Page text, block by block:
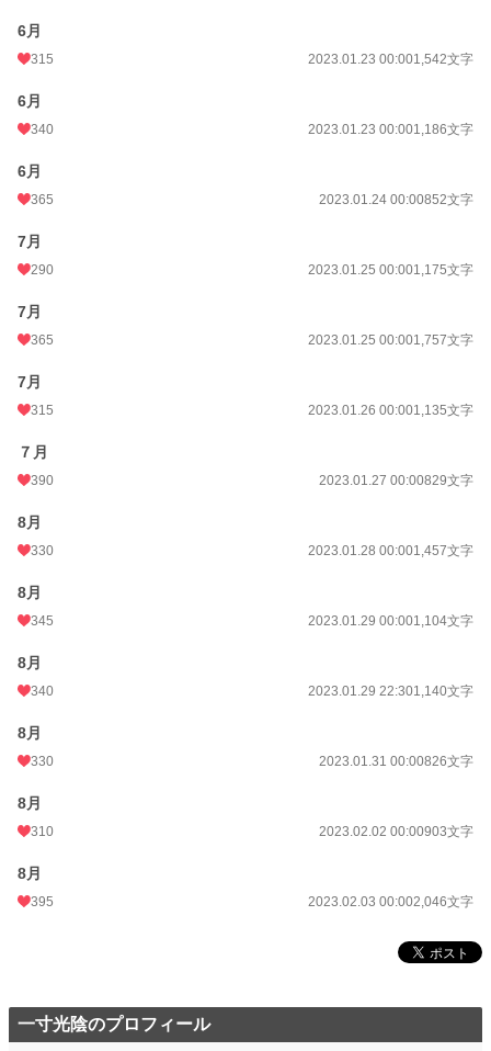
6月
315 2023.01.23 00:001,542文字
6月
340 2023.01.23 00:001,186文字
6月
365 2023.01.24 00:00852文字
7月
290 2023.01.25 00:001,175文字
7月
365 2023.01.25 00:001,757文字
7月
315 2023.01.26 00:001,135文字
７月
390 2023.01.27 00:00829文字
8月
330 2023.01.28 00:001,457文字
8月
345 2023.01.29 00:001,104文字
8月
340 2023.01.29 22:301,140文字
8月
330 2023.01.31 00:00826文字
8月
310 2023.02.02 00:00903文字
8月
395 2023.02.03 00:002,046文字
一寸光陰のプロフィール